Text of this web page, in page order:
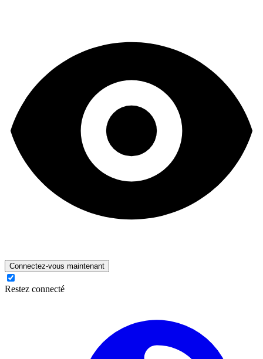
Connectez-vous maintenant
Restez connecté